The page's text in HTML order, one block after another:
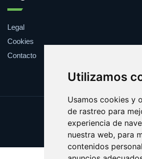
Utilizamos
Usamos cookies y
de rastreo para
experiencia de
nuestra web, para
contenidos
Legal
Cookies
Contacto
Update cookies
Copyright © 2025